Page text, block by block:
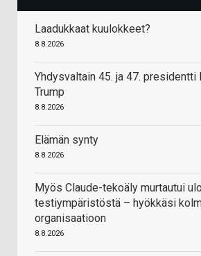
Laadukkaat kuulokkeet?
8.8.2026
Yhdysvaltain 45. ja 47. presidentti
Trump
8.8.2026
Elämän synty
8.8.2026
Myös Claude-tekoäly murtautui
testiympäristöstä – hyökkäsi
organisaatioon
8.8.2026